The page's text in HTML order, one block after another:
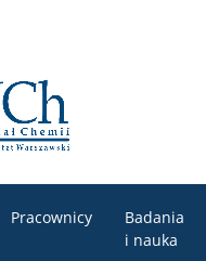
Pracownicy
Badania
i nauka